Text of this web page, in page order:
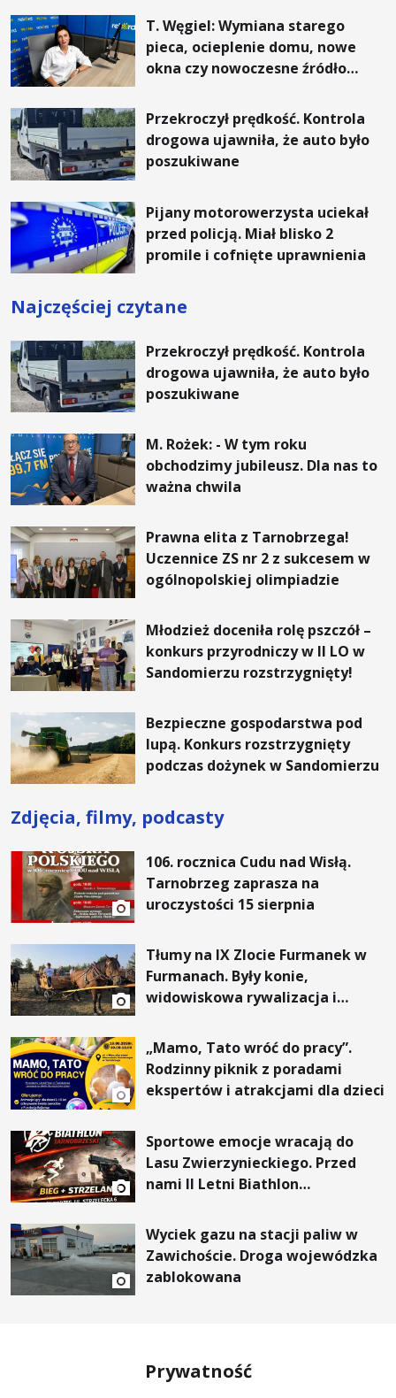
T. Węgiel: Wymiana starego
pieca, ocieplenie domu, nowe
okna czy nowoczesne źródło
rachunki za energię, lepszy
komfort życia i... czystsze
powietrze
Przekroczył prędkość. Kontrola
drogowa ujawniła, że auto było
poszukiwane
Pijany motorowerzysta uciekał
przed policją. Miał blisko 2
promile i cofnięte uprawnienia
Najczęściej czytane
Przekroczył prędkość. Kontrola
drogowa ujawniła, że auto było
poszukiwane
M. Rożek: - W tym roku
obchodzimy jubileusz. Dla nas to
ważna chwila
Prawna elita z Tarnobrzega!
Uczennice ZS nr 2 z sukcesem w
ogólnopolskiej olimpiadzie
Młodzież doceniła rolę pszczół –
konkurs przyrodniczy w II LO w
Sandomierzu rozstrzygnięty!
Bezpieczne gospodarstwa pod
lupą. Konkurs rozstrzygnięty
podczas dożynek w Sandomierzu
Zdjęcia, filmy, podcasty
106. rocznica Cudu nad Wisłą.
Tarnobrzeg zaprasza na
uroczystości 15 sierpnia
Tłumy na IX Zlocie Furmanek w
Furmanach. Były konie,
widowiskowa rywalizacja i
„Mamo, Tato wróć do pracy”.
Rodzinny piknik z poradami
ekspertów i atrakcjami dla dzieci
Sportowe emocje wracają do
Lasu Zwierzynieckiego. Przed
nami II Letni Biathlon
Wyciek gazu na stacji paliw w
Zawichoście. Droga wojewódzka
zablokowana
Prywatność